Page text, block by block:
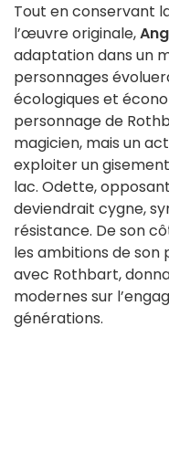
Tout en conservant
l’œuvre originale,
adaptation dans un
personnages
écologiques et
personnage de
magicien, mais un
exploiter un
lac. Odette,
deviendrait cygne,
résistance. De son
les ambitions de
avec Rothbart,
modernes sur
générations.